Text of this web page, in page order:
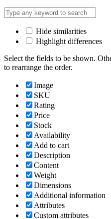
Hide similarities
Highlight differences
Select the fields to be shown.
to rearrange the order.
Image
SKU
Rating
Price
Stock
Availability
Add to cart
Description
Content
Weight
Dimensions
Additional information
Attributes
Custom attributes